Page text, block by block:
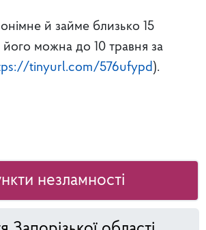
й займе близько 15
можна до 10 травня за
tinyurl.com/576ufypd ).
незламності